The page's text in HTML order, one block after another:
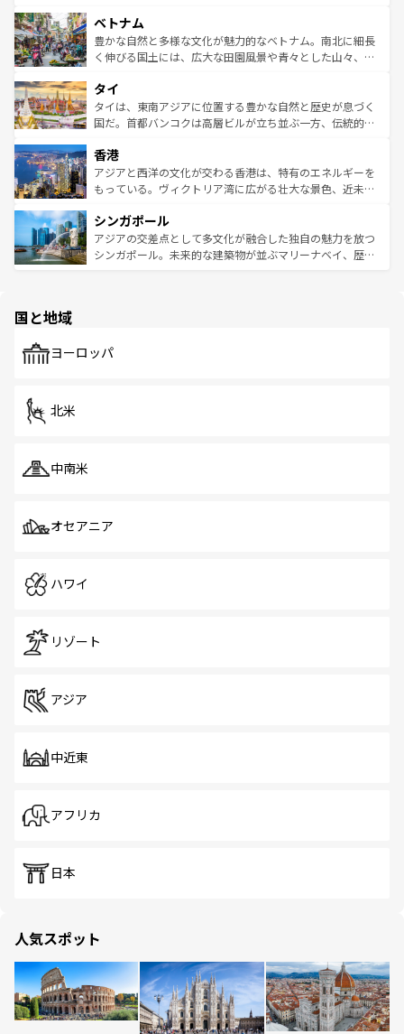
参照してほしい。
容にもいいと評判のスイーツなど、バラエティ豊かな料理
が味わえる。 なお、新着の台湾情報は コンテンツ一覧を参
照してほしい。
き、地方に足を延ばせば四季折々の自然美を楽しむことが
できる。そして、キムチや焼肉、絶品のストリートフード
まで、さまざまな韓国料理が待っている。夜には、韓国な
リティに包まれながら、韓国の多彩な魅力を心ゆくまで味
わってみてほしい。 なお、新着の韓国情報はコンテンツ一
覧を参照してほしい。
ベトナム
豊かな自然と多様な文化が魅力的なベトナム。南北に細長
く伸びる国土には、広大な田園風景や青々とした山々、世
急速な発展と共に伝統が息づく。ハノイの古い町並みやホ
ーチミン市のフランス統治時代の建物も、独特の雰囲気を
醸し出している。また、バラエティの豊かさとおいしさで
とつ。フォーやバインミー、ベトナムコーヒーなどは、ぜ
ひ現地で味わいたい。どの地域を訪れてもあたたかい人々
が旅行者を迎えてくれるので、きっと忘れられない旅にな
参照してほしい。
タイ
タイは、東南アジアに位置する豊かな自然と歴史が息づく
国だ。首都バンコクは高層ビルが立ち並ぶ一方、伝統的な
の活気が交差している。北部ではチェンマイなどの山岳地
帯で自然と触れ合い、南部ではプーケットやクラビの美し
いビーチでリゾート気分を楽しむことができる。タイ料理
激する。気候は一年中温暖で、どの季節にも異なる楽しみ
が待っている。親しみやすいタイの人々、仏教を中心とし
た文化、そして多様な観光資源が、訪れる旅人を魅了し続
香港
アジアと西洋の文化が交わる香港は、特有のエネルギーを
もっている。ヴィクトリア湾に広がる壮大な景色、近未来
み、どこを訪れても感動するはず。観光スポットが密集し
ており、効率よく見どころを回れるのも魅力。息をのむよ
うな絶景から文化的な体験まで、香港を存分に楽しみ尽く
シンガポール
アジアの交差点として多文化が融合した独自の魅力を放つ
シンガポール。未来的な建築物が並ぶマリーナベイ、歴史
で、ホーカーズは地元の風情を楽しめる外せないスポット
国と地域
ヨーロッパ
北米
中南米
オセアニア
ハワイ
リゾート
アジア
中近東
アフリカ
日本
人気スポット